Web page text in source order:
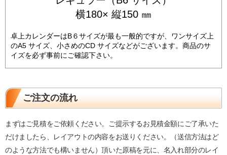
横180× 縦150 ㎜
卓上カレンダーはB６サイズが最も一般的ですが、ワンサイズ上
のA5 サイズ、小さめのCD サイズなどがございます。商品のサ
イズを必ず事前にご確認下さい。
ご注文の流れ
まずはご見積をご依頼ください。ご提示するお見積金額にご了承いた
だけましたら、レイアウトの内容をお送りください。（送信方法はど
のような方法でも構いません）頂いた原稿を元に、名入れ部分のレイ